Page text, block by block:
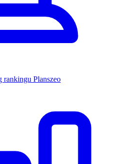
rankingu Planszeo